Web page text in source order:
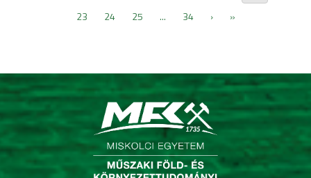
23
24 25 ... 34 › »